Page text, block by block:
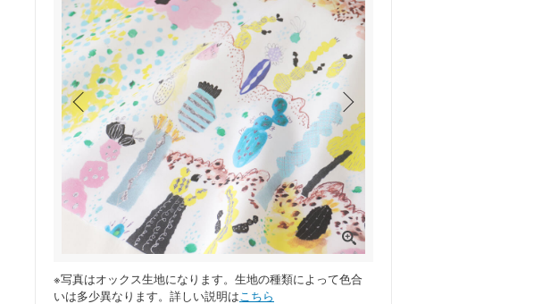
※写真はオックス生地になります。生地の種類によって色合
いは多少異なります。詳しい説明はこちら